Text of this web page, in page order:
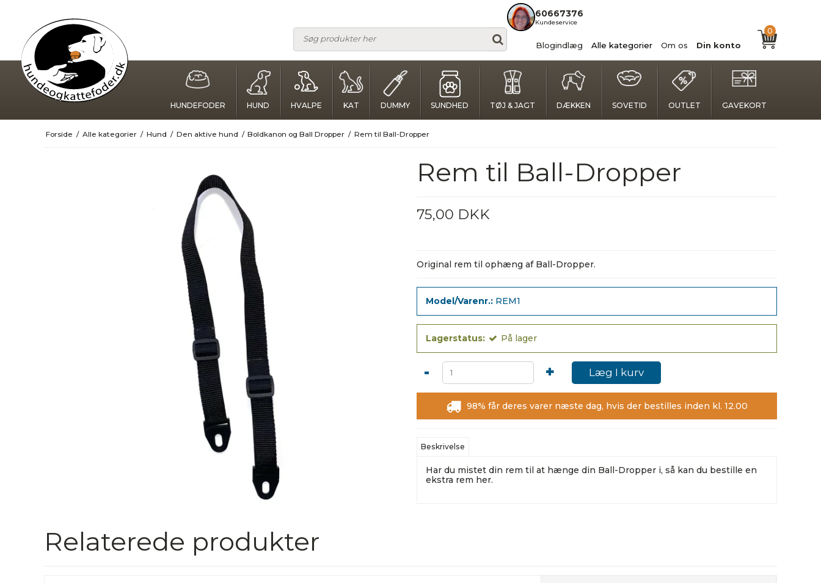
60667376
Kundeservice
Blogindlæg Alle kategorier Om os Din konto
0
HUNDEFODER HUND HVALPE KAT DUMMY SUNDHED TØJ & JAGT DÆKKEN SOVETID OUTLET GAVEKORT
Forside / Alle kategorier / Hund / Den aktive hund / Boldkanon og Ball Dropper / Rem til Ball-Dropper
Rem til Ball-Dropper
75,00 DKK
Original rem til ophæng af Ball-Dropper.
Model/Varenr.: REM1
Lagerstatus: På lager
- + Læg I kurv
98% får deres varer næste dag, hvis der bestilles inden kl. 12.00
Beskrivelse
Har du mistet din rem til at hænge din Ball-Dropper i, så kan du bestille en
ekstra rem her.
Relaterede produkter